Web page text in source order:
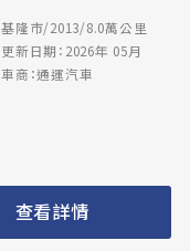
基隆市/2013/8.0萬公里
更新日期：2026年 05月
車商：通運汽車
查看詳情